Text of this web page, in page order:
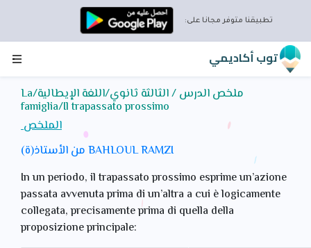
تطبيقنا متوفر مجانا على:
توب أكاديمي
ملخص الدرس / الثالثة ثانوي/اللغة الإيطالية/La
famiglia/Il trapassato prossimo
الملخص
من الأستاذ(ة) BAHLOUL RAMZI
In un periodo, il trapassato prossimo esprime un’azione
passata avvenuta prima di un’altra a cui è logicamente
collegata, precisamente prima di quella della
proposizione principale: